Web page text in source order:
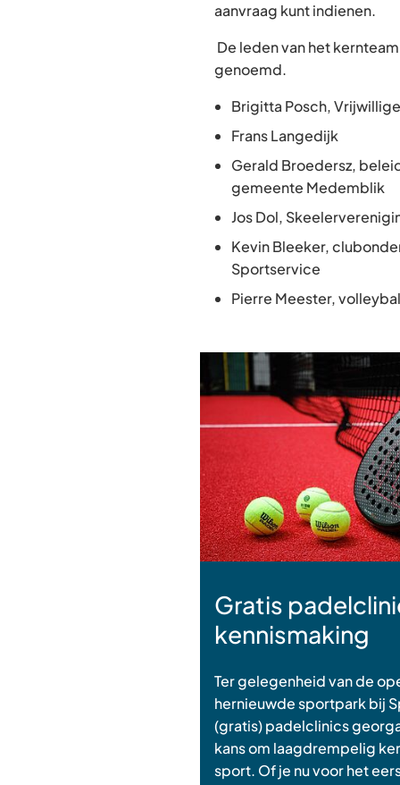
aanvraag kunt indienen.
De leden van het
genoemd.
Brigitta Posch,
Frans Langedijk
Gerald Broedersz,
gemeente Medemblik
Jos Dol,
Kevin Bleeker,
Sportservice
Pierre Meester,
Gratis
kennismaking
Ter gelegenheid van de
hernieuwde sportpark bij
(gratis) padelclinics
kans om laagdrempelig
sport. Of je nu voor het